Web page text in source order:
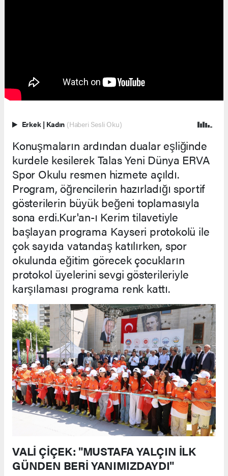
Erkek | Kadın (Haberi Sesli Oku)
Konuşmaların ardından dualar eşliğinde
kurdele kesilerek Talas Yeni Dünya ERVA
Spor Okulu resmen hizmete açıldı.
Program, öğrencilerin hazırladığı sportif
gösterilerin büyük beğeni toplamasıyla
sona erdi.Kur'an-ı Kerim tilavetiyle
başlayan programa Kayseri protokolü ile
çok sayıda vatandaş katılırken, spor
okulunda eğitim görecek çocukların
protokol üyelerini sevgi gösterileriyle
karşılaması programa renk kattı.
VALİ ÇİÇEK: "MUSTAFA YALÇIN İLK
GÜNDEN BERİ YANIMIZDAYDI"